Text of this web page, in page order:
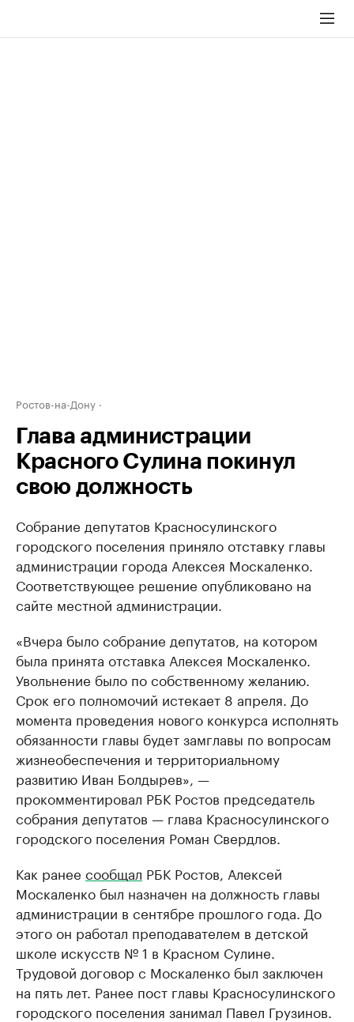
Ростов-на-Дону
Глава администрации
Красного Сулина покинул
свою должность
Собрание депутатов Красносулинского
городского поселения приняло отставку главы
администрации города Алексея Москаленко.
Соответствующее решение опубликовано на
сайте местной администрации.
«Вчера было собрание депутатов, на котором
была принята отставка Алексея Москаленко.
Увольнение было по собственному желанию.
Срок его полномочий истекает 8 апреля. До
момента проведения нового конкурса исполнять
обязанности главы будет замглавы по вопросам
жизнеобеспечения и территориальному
развитию Иван Болдырев», —
прокомментировал РБК Ростов председатель
собрания депутатов — глава Красносулинского
городского поселения Роман Свердлов.
Как ранее сообщал РБК Ростов, Алексей
Москаленко был назначен на должность главы
администрации в сентябре прошлого года. До
этого он работал преподавателем в детской
школе искусств № 1 в Красном Сулине.
Трудовой договор с Москаленко был заключен
на пять лет. Ранее пост главы Красносулинского
городского поселения занимал Павел Грузинов.